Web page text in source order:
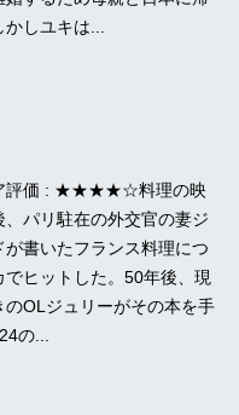
しユキは...
評価 : ★★★★☆料理の映
、パリ駐在の外交官の妻ジ
が書いたフランス料理につ
でヒットした。50年後、現
OLジュリーがその本を手
の...